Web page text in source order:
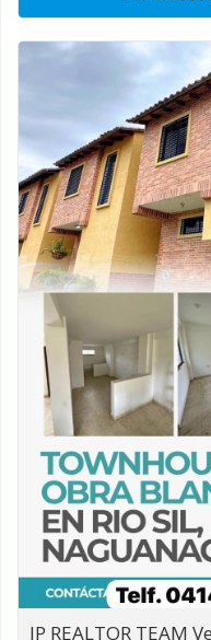
JP REALTOR TEAM